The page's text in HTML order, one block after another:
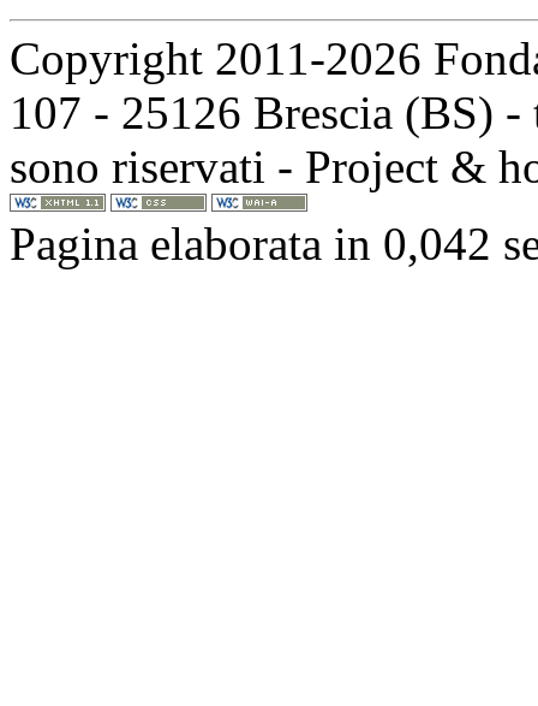
Copyright 2011-2026
107 - 25126 Brescia (BS)
sono riservati - Project &
Pagina elaborata in 0,042